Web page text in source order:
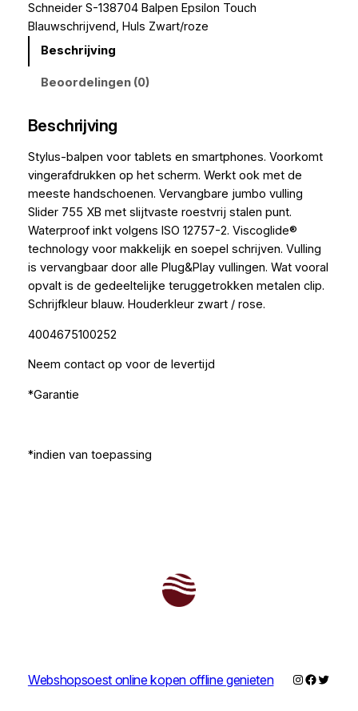
Schneider S-138704 Balpen Epsilon Touch
Blauwschrijvend, Huls Zwart/roze
Beschrijving
Beoordelingen (0)
Beschrijving
Stylus-balpen voor tablets en smartphones. Voorkomt
vingerafdrukken op het scherm. Werkt ook met de
meeste handschoenen. Vervangbare jumbo vulling
Slider 755 XB met slijtvaste roestvrij stalen punt.
Waterproof inkt volgens ISO 12757-2. Viscoglide®
technology voor makkelijk en soepel schrijven. Vulling
is vervangbaar door alle Plug&Play vullingen. Wat vooral
opvalt is de gedeeltelijke teruggetrokken metalen clip.
Schrijfkleur blauw. Houderkleur zwart / rose.
4004675100252
Neem contact op voor de levertijd
*Garantie
*indien van toepassing
Webshopsoest online kopen offline genieten Instagram
Twitter